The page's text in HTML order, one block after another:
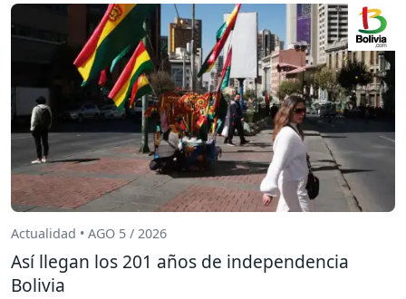
Actualidad • AGO 5 / 2026
Así llegan los 201 años de independencia
Bolivia